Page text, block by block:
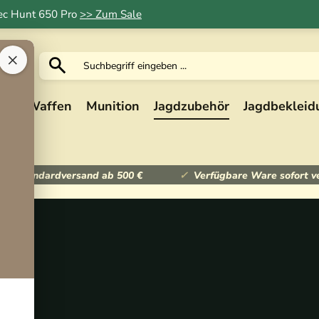
Hunt 650 Pro >> Zum Sale
×
Waffen Munition Jagdzubehör
Standardversand ab 500 € Verfügbare Ware sofort